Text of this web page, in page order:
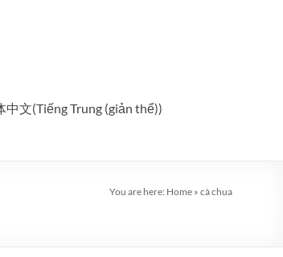
中文(Tiếng Trung (giản thể))
You are here: Home » cà chua